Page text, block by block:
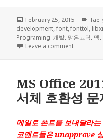
Posted
on
February 25, 2015
development,font,fonttol,
Programing,개발, 맑은고딕, 맥,
Leave a commenton 서체 관
MS Office
서체 호환성
메일로 폰트를 보내달라
코멘트들은 unapprove